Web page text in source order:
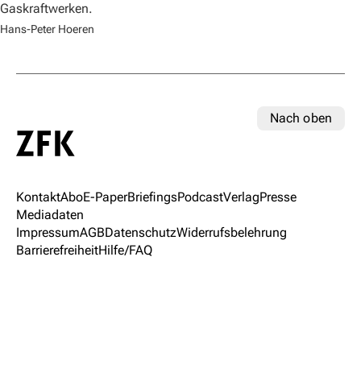
Gaskraftwerken.
Hans-Peter Hoeren
Nach oben
KontaktAboE-PaperBriefingsPodcastVerlagPresse
Mediadaten
ImpressumAGBDatenschutzWiderrufsbelehrung
BarrierefreiheitHilfe/FAQ